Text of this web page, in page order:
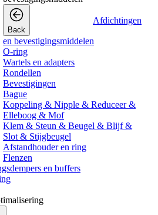
Back
Afdichtingen
en bevestigingsmiddelen
O-ring
Wartels en adapters
Rondellen
Bevestigingen
Bague
Koppeling & Nipple & Reduceer &
Elleboog & Mof
Klem & Steun & Beugel & Blijf &
Slot & Stijgbeugel
Afstandhouder en ring
Flenzen
en buffers